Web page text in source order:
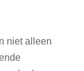
niet alleen